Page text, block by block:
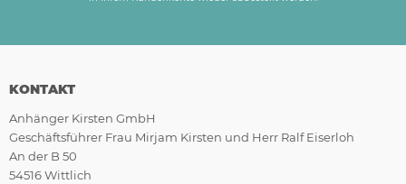
KONTAKT
Anhänger Kirsten GmbH
Geschäftsführer Frau Mirjam Kirsten und Herr Ralf Eiserloh
An der B 50
54516 Wittlich